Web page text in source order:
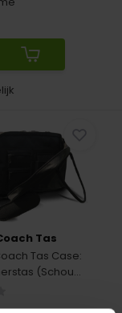
Tas
Tas Case:
(Schou...